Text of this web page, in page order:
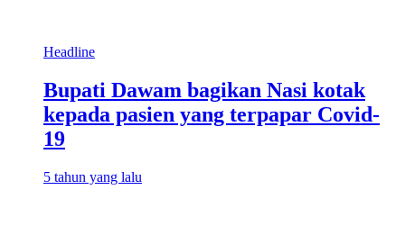
Headline
Bupati Dawam bagikan Nasi kotak
kepada pasien yang terpapar Covid-
19
5 tahun yang lalu